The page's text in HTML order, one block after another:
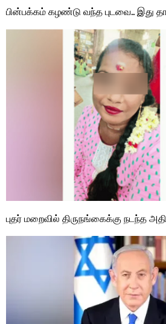
பின்பக்கம் கழண்டு வந்த புடவை.. இது
புதர் மறைவில் திருநங்கைக்கு நடந்த